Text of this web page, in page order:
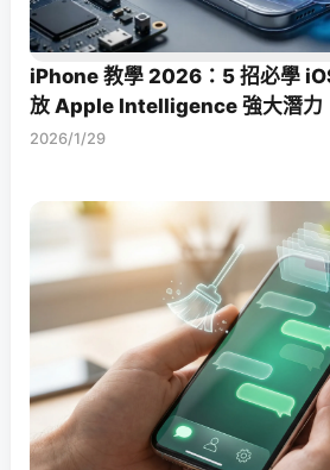
iPhone 教學 2026：5 招必學
放 Apple Intelligence 強大潛力
2026/1/29